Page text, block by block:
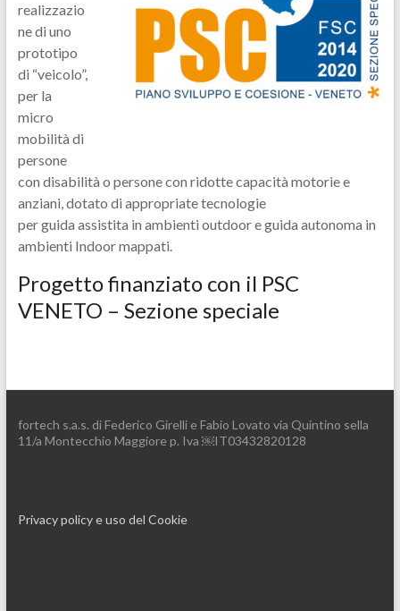
realizzazio
ne di uno
prototipo
di “veicolo”,
per la
micro
mobilità di
persone
con disabilità o persone con ridotte capacità motorie e
anziani, dotato di appropriate tecnologie
per guida assistita in ambienti outdoor e guida autonoma in
ambienti Indoor mappati.
Progetto finanziato con il PSC
VENETO – Sezione speciale
fortech s.a.s. di Federico Girelli e Fabio Lovato via Quintino sella
11/a Montecchio Maggiore p. Iva ￼IT03432820128
Privacy policy e uso del Cookie